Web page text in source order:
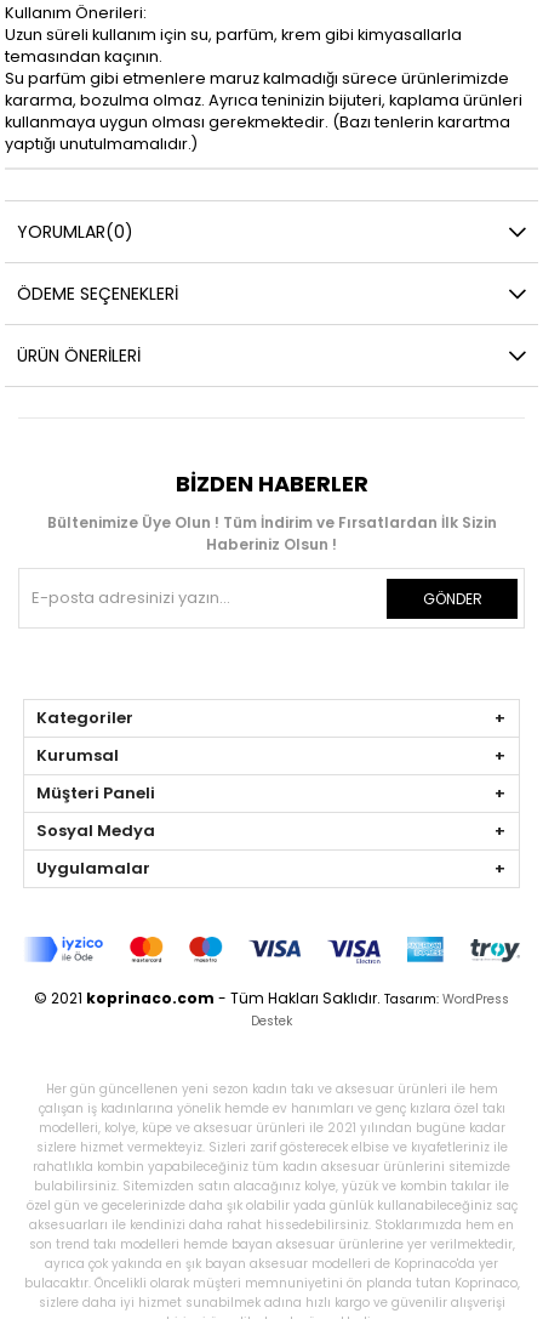
Kullanım Önerileri:
Uzun süreli kullanım için su, parfüm, krem gibi kimyasallarla
temasından kaçının.
Su parfüm gibi etmenlere maruz kalmadığı sürece ürünlerimizde
kararma, bozulma olmaz. Ayrıca teninizin bijuteri, kaplama ürünleri
kullanmaya uygun olması gerekmektedir. (Bazı tenlerin karartma
yaptığı unutulmamalıdır.)
YORUMLAR(0)
ÖDEME SEÇENEKLERI
ÜRÜN ÖNERILERI
BIZDEN HABERLER
Bültenimize Üye Olun ! Tüm İndirim ve Fırsatlardan İlk Sizin
Haberiniz Olsun !
GÖNDER
Kategoriler
Kurumsal
Müşteri Paneli
Sosyal Medya
Uygulamalar
© 2021 koprinaco.com - Tüm Hakları Saklıdır. Tasarım: WordPress
Destek
Her gün güncellenen yeni sezon kadın takı ve aksesuar ürünleri ile hem
çalışan iş kadınlarına yönelik hemde ev hanımları ve genç kızlara özel takı
modelleri, kolye, küpe ve aksesuar ürünleri ile 2021 yılından bugüne kadar
sizlere hizmet vermekteyiz. Sizleri zarif gösterecek elbise ve kıyafetleriniz ile
rahatlıkla kombin yapabileceğiniz tüm kadın aksesuar ürünlerini sitemizde
bulabilirsiniz. Sitemizden satın alacağınız kolye, yüzük ve kombin takılar ile
özel gün ve gecelerinizde daha şık olabilir yada günlük kullanabileceğiniz saç
aksesuarları ile kendinizi daha rahat hissedebilirsiniz. Stoklarımızda hem en
son trend takı modelleri hemde bayan aksesuar ürünlerine yer verilmektedir,
ayrıca çok yakında en şık bayan aksesuar modelleri de Koprinaco'da yer
bulacaktır. Öncelikli olarak müşteri memnuniyetini ön planda tutan Koprinaco,
sizlere daha iyi hizmet sunabilmek adına hızlı kargo ve güvenilir alışverişi